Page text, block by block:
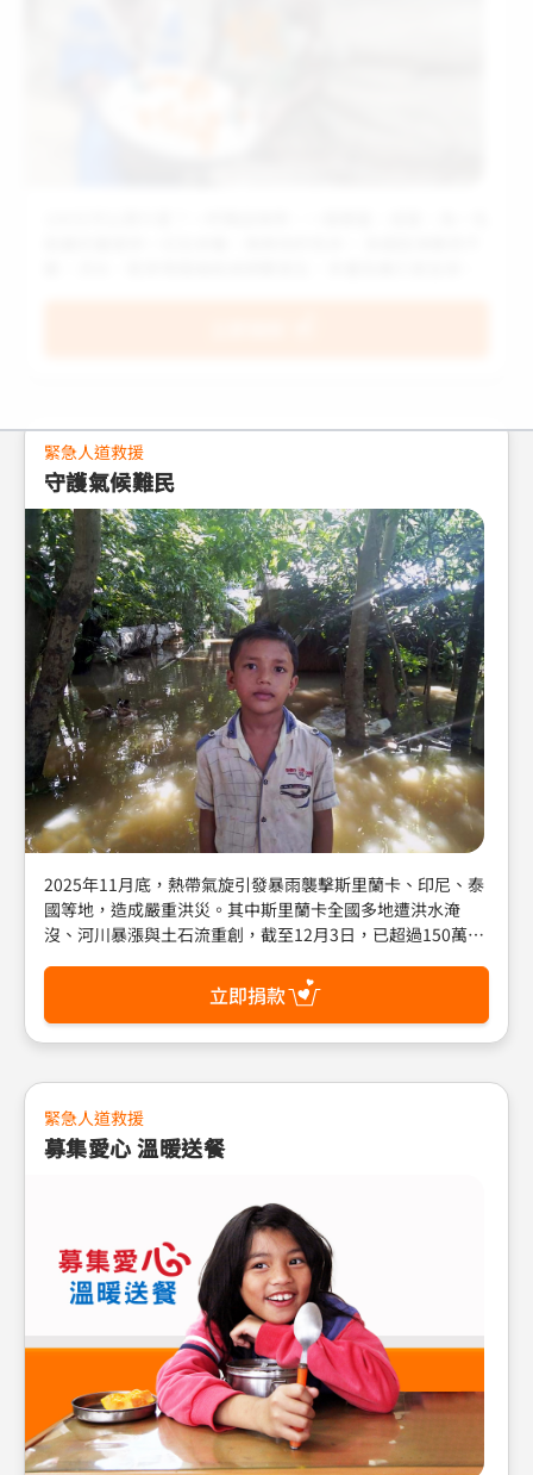
緊急人道救援
守護氣候難民
2025年11月底，熱帶氣旋引發暴雨襲擊斯里蘭卡、印尼、泰
國等地，造成嚴重洪災。其中斯里蘭卡全國多地遭洪水淹
沒、河川暴漲與土石流重創，截至12月3日，已超過150萬人
災。斯里蘭卡世界展望會會長Dr. Dhanan表示：「隨著氣候
是局外人！世界展望會除了搶救災害中的氣候難民，更從根
本做起，培力社區發展抗旱農業等生計活動，使家庭不因多
變天氣而影響食物及收入來源。同時強化脆弱地區的防減災
工作，讓社區居民有能力保護自己的孩子及家人。 一起支持
遷，為自己、為地球的下一代打造永續未來！
立即捐款
緊急人道救援
募集愛心 溫暖送餐